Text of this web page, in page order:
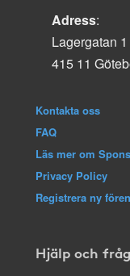
Adress:
Lagergatan
415 11
Kontakta oss
FAQ
Läs mer om
Privacy Policy
Registrera ny
Hjälp och